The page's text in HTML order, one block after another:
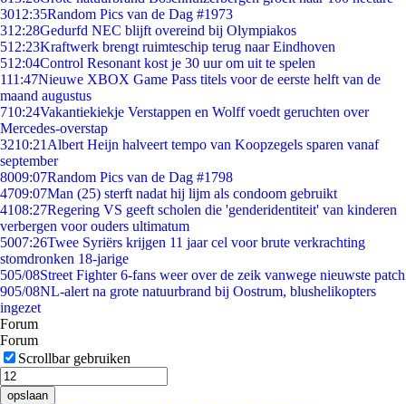
3012:35Random Pics van de Dag #1973
312:28Gedurfd NEC blijft overeind bij Olympiakos
512:23Kraftwerk brengt ruimteschip terug naar Eindhoven
512:04Control Resonant kost je 30 uur om uit te spelen
111:47Nieuwe XBOX Game Pass titels voor de eerste helft van de
maand augustus
710:24Vakantiekiekje Verstappen en Wolff voedt geruchten over
Mercedes-overstap
3210:21 Albert Heijn halveert tempo van Koopzegels sparen vanaf
september
8009:07Random Pics van de Dag #1798
4709:07Man (25) sterft nadat hij lijm als condoom gebruikt
4108:27Regering VS geeft scholen die 'genderidentiteit' van kinderen
verbergen voor ouders ultimatum
5007:26Twee Syriërs krijgen 11 jaar cel voor brute verkrachting
stomdronken 18-jarige
505/08Street Fighter 6-fans weer over de zeik vanwege nieuwste patch
905/08NL-alert na grote natuurbrand bij Oostrum, blushelikopters
ingezet
Forum
Forum
Scrollbar gebruiken
opslaan